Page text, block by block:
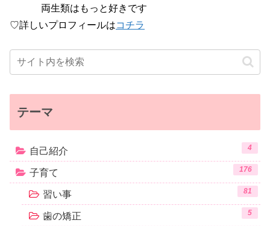
両生類はもっと好きです
♡詳しいプロフィールはコチラ
テーマ
自己紹介 4
子育て 176
習い事 81
歯の矯正 5